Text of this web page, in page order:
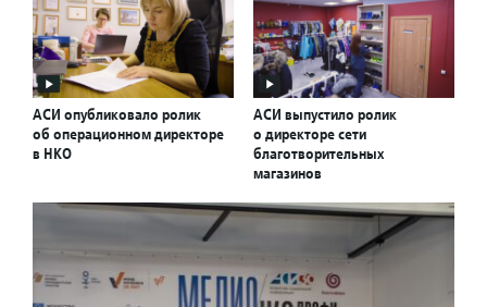
АСИ опубликовало ролик
об операционном директоре
в НКО
АСИ выпустило ролик
о директоре сети
благотворительных
магазинов